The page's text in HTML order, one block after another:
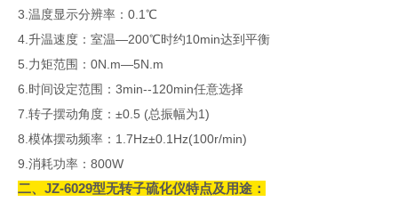
3.温度显示分辨率：0.1℃
4.升温速度：室温—200℃时约10min达到平衡
5.力矩范围：0N.m—5N.m
6.时间设定范围：3min--120min任意选择
7.转子摆动角度：±0.5 (总振幅为1)
8.模体摆动频率：1.7Hz±0.1Hz(100r/min)
9.消耗功率：800W
二、 JZ-6029型无转子硫化仪特点及用途：